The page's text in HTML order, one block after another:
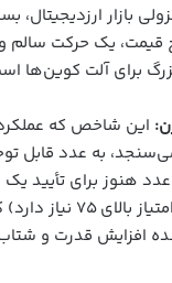
بازار ارزدیجیتال،
قیمت، یک حرکت
برای آلت کوین‌ها
این شاخص که
به عدد قابل
هنوز برای تأیید یک
تمام‌عیار (که به
افزایش قدرت و شتاب